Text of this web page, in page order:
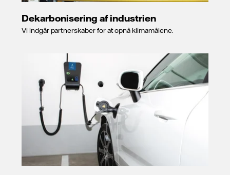
Dekarbonisering af industrien
Vi indgår partnerskaber for at opnå klimamålene.